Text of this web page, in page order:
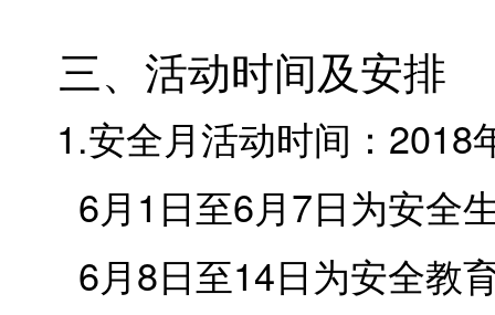
三、活动时间及安排
1.安全月活动时间： 2018
6月 1 日至6月7日为安全
6月8日至14日为安全教